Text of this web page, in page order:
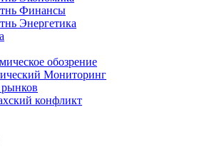
Финансы
Энергетика
обозрение
Мониторинг
конфликт